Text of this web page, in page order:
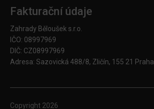
Fakturační údaje
Zahrady Běloušek s.r.o.
IČO: 08997969
DIČ: CZ08997969
Adresa: Sazovická 488/8, Zličín, 155 21 Praha
Copyright 2026